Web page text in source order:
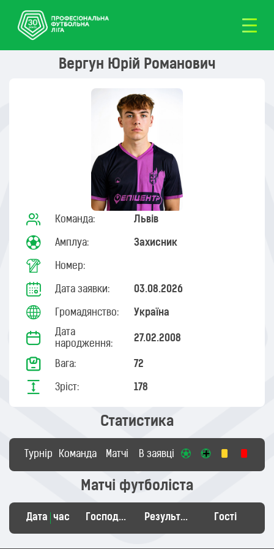
Вергун Юрій Романович
Команда: Львів
Амплуа: Захисник
Номер:
Дата заявки: 03.08.2026
Громадянство: Україна
Дата
народження:
27.02.2008
Вага: 72
Зріст: 178
Статистика
Турнір Команда Матчі В заявці
Матчі футболіста
Дата час Господарі Результат Гості